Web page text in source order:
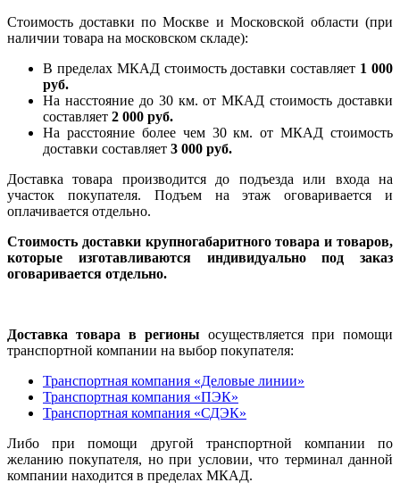
Стоимость доставки по Москве и Московской области (при
наличии товара на московском складе):
В пределах МКАД стоимость доставки составляет 1 000
руб.
На насcтояние до 30 км. от МКАД стоимость доставки
составляет 2 000 руб.
На расстояние более чем 30 км. от МКАД стоимость
доставки составляет 3 000 руб.
Доставка товара производится до подъезда или входа на
участок покупателя. Подъем на этаж оговаривается и
оплачивается отдельно.
Стоимость доставки крупногабаритного товара и товаров,
которые изготавливаются индивидуально под заказ
оговаривается отдельно.
Доставка товара в регионы осуществляется при помощи
транспортной компании на выбор покупателя:
Транспортная компания «Деловые линии»
Транспортная компания «ПЭК»
Транспортная компания «СДЭК»
Либо при помощи другой транспортной компании по
желанию покупателя, но при условии, что терминал данной
компании находится в пределах МКАД.